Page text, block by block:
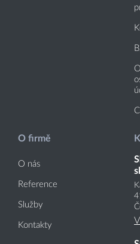
O firmě
O nás
Reference
Služby
Kontakty